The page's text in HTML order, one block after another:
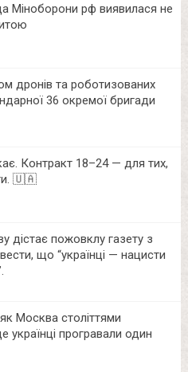
Міноборони рф виявилася не
дронів та роботизованих
36 окремої бригади
Контракт 18–24 — для тих,
🇺🇦
дістає пожовклу газету з
що “українці — нацисти
Москва століттями
українці програвали один